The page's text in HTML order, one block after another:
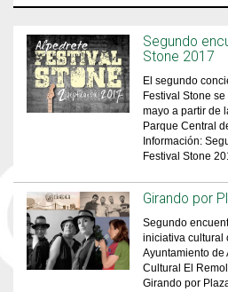
Segundo
Stone 2017
El segundo
Festival Stone
mayo a partir de
Parque Central
Información:
Festival Stone
Girando por
Segundo
iniciativa cultural
Ayuntamiento de
Cultural El
Girando por